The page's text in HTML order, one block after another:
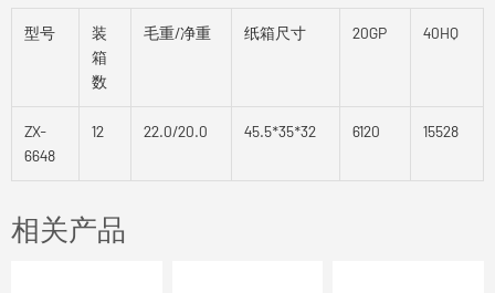
型号
装
箱
数
毛重/净重 纸箱尺寸 20GP 40HQ
ZX-
6648
12 22.0/20.0 45.5*35*32 6120 15528
相关产品